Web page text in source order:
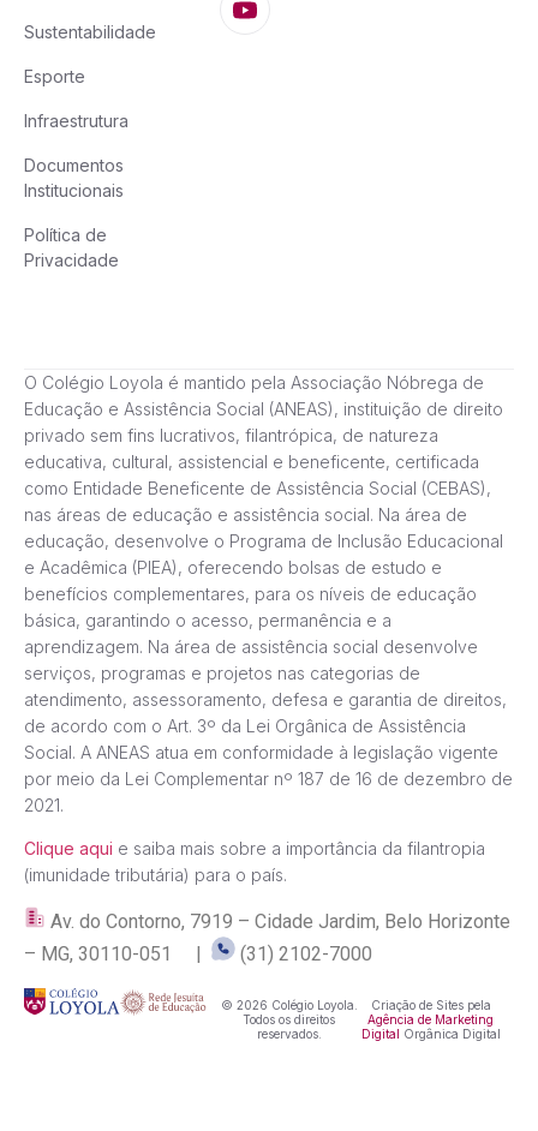
Sustentabilidade
Esporte
Infraestrutura
Documentos
Institucionais
Política de
Privacidade
O Colégio Loyola é mantido pela Associação Nóbrega de
Educação e Assistência Social (ANEAS), instituição de direito
privado sem fins lucrativos, filantrópica, de natureza
educativa, cultural, assistencial e beneficente, certificada
como Entidade Beneficente de Assistência Social (CEBAS),
nas áreas de educação e assistência social. Na área de
educação, desenvolve o Programa de Inclusão Educacional
e Acadêmica (PIEA), oferecendo bolsas de estudo e
benefícios complementares, para os níveis de educação
básica, garantindo o acesso, permanência e a
aprendizagem. Na área de assistência social desenvolve
serviços, programas e projetos nas categorias de
atendimento, assessoramento, defesa e garantia de direitos,
de acordo com o Art. 3º da Lei Orgânica de Assistência
Social. A ANEAS atua em conformidade à legislação vigente
por meio da Lei Complementar nº 187 de 16 de dezembro de
2021.
Clique aqui e saiba mais sobre a importância da filantropia
(imunidade tributária) para o país.
Av. do Contorno, 7919 – Cidade Jardim, Belo Horizonte
– MG, 30110-051 |
(31) 2102-7000
© 2026 Colégio Loyola.
Todos os direitos
reservados.
Criação de Sites pela
Agência de Marketing
Digital
Orgânica Digital